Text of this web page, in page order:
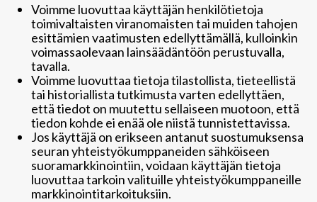
Voimme luovuttaa käyttäjän henkilötietoja
toimivaltaisten viranomaisten tai muiden tahojen
esittämien vaatimusten edellyttämällä, kulloinkin
voimassaolevaan lainsäädäntöön perustuvalla,
tavalla.
Voimme luovuttaa tietoja tilastollista, tieteellistä
tai historiallista tutkimusta varten edellyttäen,
että tiedot on muutettu sellaiseen muotoon, että
tiedon kohde ei enää ole niistä tunnistettavissa.
Jos käyttäjä on erikseen antanut suostumuksensa
seuran yhteistyökumppaneiden sähköiseen
suoramarkkinointiin, voidaan käyttäjän tietoja
luovuttaa tarkoin valituille yhteistyökumppaneille
markkinointitarkoituksiin.